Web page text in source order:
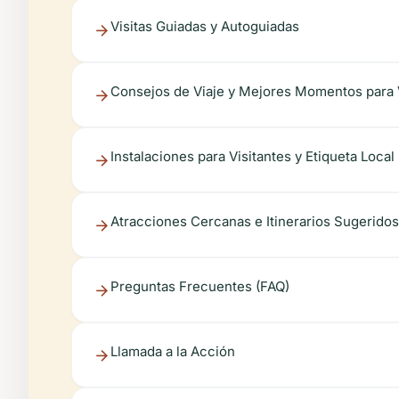
Visitas Guiadas y Autoguiadas
Consejos de Viaje y Mejores Momentos para
Instalaciones para Visitantes y Etiqueta Local
Atracciones Cercanas e Itinerarios Sugeridos
Preguntas Frecuentes (FAQ)
Llamada a la Acción